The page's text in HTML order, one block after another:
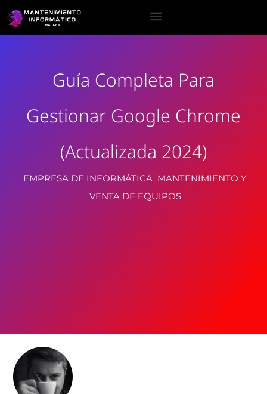
Guía Completa Para
Gestionar Google Chrome
(Actualizada 2024)
EMPRESA DE INFORMÁTICA, MANTENIMIENTO Y
VENTA DE EQUIPOS